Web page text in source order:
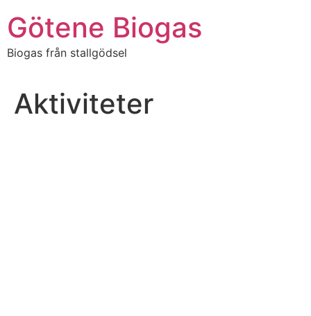
till
innehåll
Götene Biogas
Biogas från stallgödsel
Aktiviteter